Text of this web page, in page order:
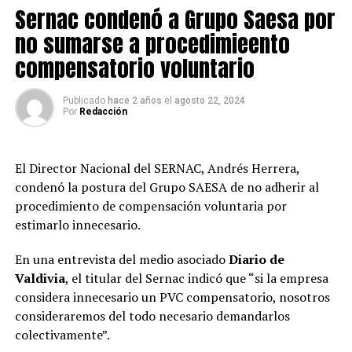
emocional, no solo tiene consecuencias devastadoras
para la salud de los empleados, sino que también afecta
negativamente la productividad, incrementa el
ausentismo y genera una alta rotación de personal.
“Es como una bola. Estrés, luego síntomas de ansiedad y,
posteriormente podemos pasar a cuadros más graves
también se traduce en enfermedades médicas como
diabetes obesidad e hipertensión, problemas endocrinos,
de libido, se nos echa a perder como todas las
máquinas”, indicó la CEO de Grupo Cetep Claudia
Las empresas que subestiman la importancia de la salud
mental enfrentan costos significativos, tanto en
términos de recursos humanos como financieros. Un
ambiente laboral tóxico, donde el acoso y la presión
Sernac condenó a Grupo Saesa por
no sumarse a procedimieento
compensatorio voluntario
Publicado hace 2 años el agosto 22, 2024
Por Redacción
El Director Nacional del SERNAC, Andrés Herrera,
condenó la postura del Grupo SAESA de no adherir al
procedimiento de compensación voluntaria por
estimarlo innecesario.
En una entrevista del medio asociadoDiario de
Valdivia, el titular del Sernac indicó que “si la empresa
considera innecesario un PVC compensatorio, nosotros
consideraremos del todo necesario demandarlos
colectivamente”.